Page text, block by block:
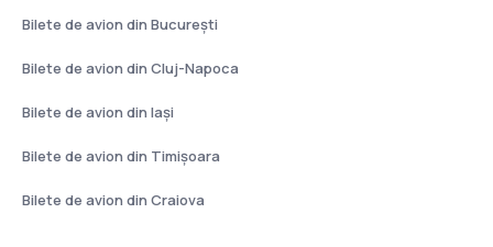
Bilete de avion din București
Bilete de avion din Cluj-Napoca
Bilete de avion din Iași
Bilete de avion din Timișoara
Bilete de avion din Craiova